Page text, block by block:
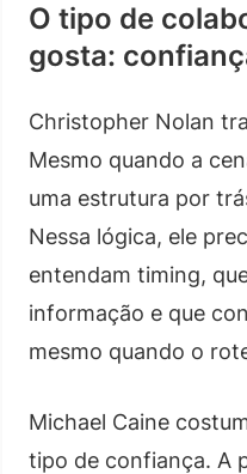
O tipo de
gosta:
Christopher Nolan
Mesmo quando a
uma estrutura por
Nessa lógica, ele
entendam timing,
informação e que
mesmo quando o
Michael Caine
tipo de confiança. A